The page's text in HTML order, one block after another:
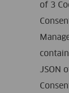
of 3
JSON